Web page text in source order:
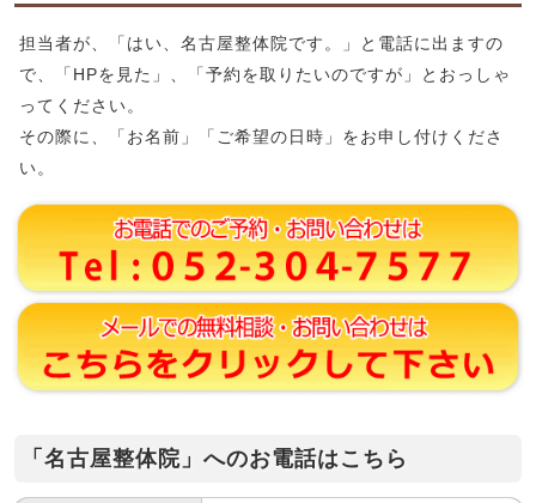
担当者が、「はい、名古屋整体院です。」と電話に出ますの
で、「HPを見た」、「予約を取りたいのですが」とおっしゃ
ってください。
その際に、「お名前」「ご希望の日時」をお申し付けくださ
い。
「名古屋整体院」へのお電話はこちら